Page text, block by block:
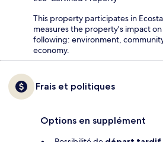
This property participates in
measures the property's impact
following: environment,
economy.
Frais et politiques
Options en supplément